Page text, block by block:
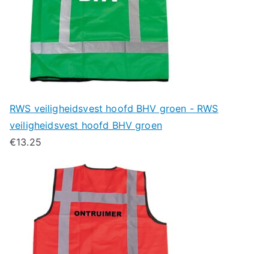
RWS veiligheidsvest hoofd BHV groen - RWS
veiligheidsvest hoofd BHV groen
€13.25